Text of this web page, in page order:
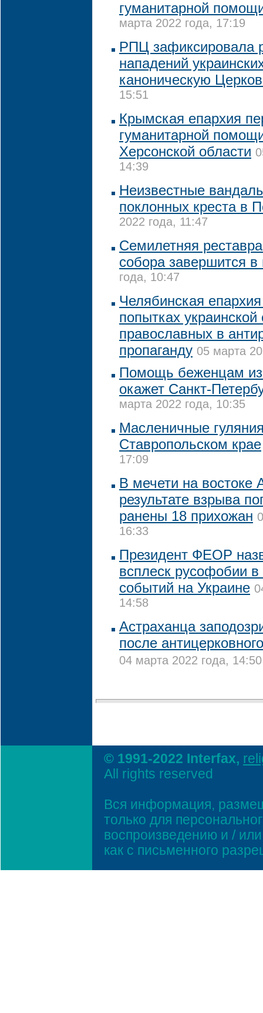
гуманитарной
марта 2022 года, 17:19
РПЦ зафиксировала
нападений
каноническую
15:51
Крымская епархия
гуманитарной
Херсонской области
14:39
Неизвестные
поклонных креста в
2022 года, 11:47
Семилетняя
собора завершится
года, 10:47
Челябинская
попытках украинской
православных в
пропаганду 05 марта
Помощь беженцам
окажет Санкт-
марта 2022 года, 10:35
Масленичные
Ставропольском крае
17:09
В мечети на востоке
результате взрыва
ранены 18 прихожан
16:33
Президент ФЕОР
всплеск русофобии
событий на Украине
14:58
Астраханца
после
04 марта 2022 года, 14:50
© 1991-2022 Interfax,
All rights reserved
Вся информация,
только для
воспроизведению и /
как с письменного